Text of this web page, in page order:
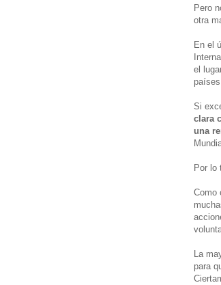
Pero
otra
En el
el
Si
clara
una
Por lo
Como
La
para